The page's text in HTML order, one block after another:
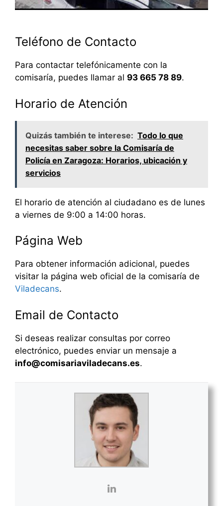
Teléfono de Contacto
Para contactar telefónicamente con la
comisaría, puedes llamar al 93 665 78 89.
Horario de Atención
Quizás también te interese: Todo lo que
necesitas saber sobre la Comisaría de
Policía en Zaragoza: Horarios, ubicación y
servicios
El horario de atención al ciudadano es de lunes
a viernes de 9:00 a 14:00 horas.
Página Web
Para obtener información adicional, puedes
visitar la página web oficial de la comisaría de
Viladecans.
Email de Contacto
Si deseas realizar consultas por correo
electrónico, puedes enviar un mensaje a
info@comisariaviladecans.es.